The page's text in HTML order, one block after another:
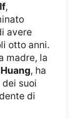
,
avere
otto anni.
madre, la
, ha
suoi
di